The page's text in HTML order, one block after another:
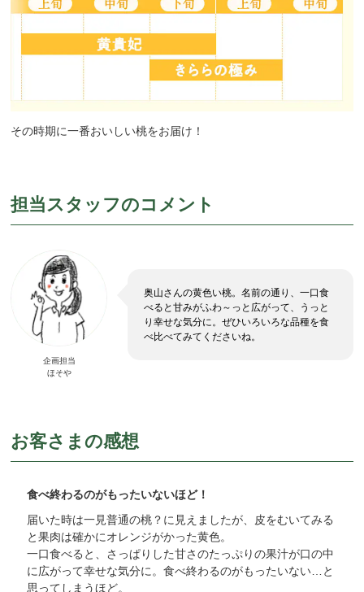
その時期に一番おいしい桃をお届け！
担当スタッフのコメント
企画担当
ほそや
奥山さんの黄色い桃。名前の通り、一口食
べると甘みがふわ～っと広がって、うっと
り幸せな気分に。ぜひいろいろな品種を食
べ比べてみてくださいね。
お客さまの感想
食べ終わるのがもったいないほど！
届いた時は一見普通の桃？に見えましたが、皮をむいてみる
と果肉は確かにオレンジがかった黄色。
一口食べると、さっぱりした甘さのたっぷりの果汁が口の中
に広がって幸せな気分に。食べ終わるのがもったいない…と
思ってしまうほど。